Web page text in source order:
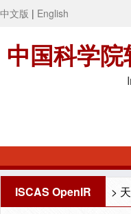
中文版 | English
中国科学
ISCAS OpenIR >